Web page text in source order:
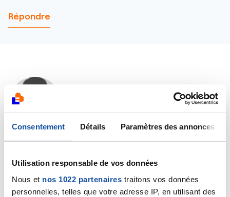
Consentement Détails Paramètres des annonces
Utilisation responsable de vos données
Nous et nos 1022 partenaires traitons vos données
personnelles, telles que votre adresse IP, en utilisant des
Répondre
Merci de nous les signaler, cela permet en effet non
seulement de les supprimer mais aussi d'essayer de
bloquer l'émetteur.